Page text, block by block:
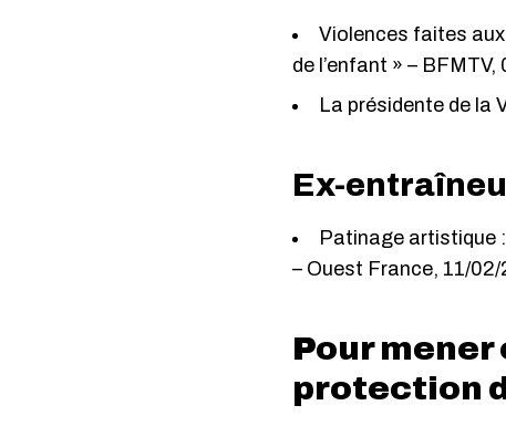
Violences faites
de l’enfant » – BFMTV,
La présidente de la
Ex-
Patinage artistique
– Ouest France, 11/
Pour
protection